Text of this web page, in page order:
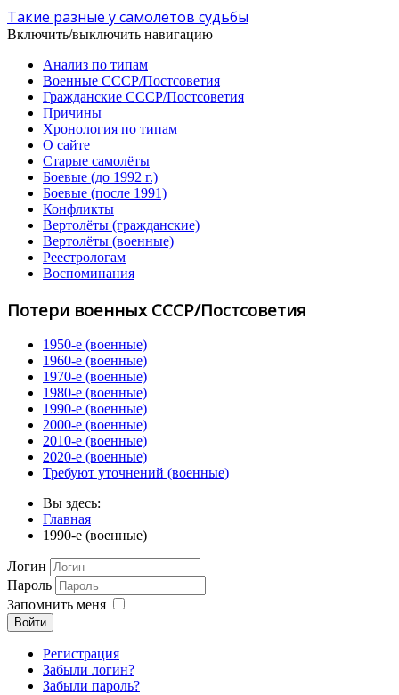
Такие разные у самолётов судьбы
Включить/выключить навигацию
Анализ по типам
Военные СССР/Постсоветия
Гражданские СССР/Постсоветия
Причины
Хронология по типам
О сайте
Старые самолёты
Боевые (до 1992 г.)
Боевые (после 1991)
Конфликты
Вертолёты (гражданские)
Вертолёты (военные)
Реестрологам
Воспоминания
Потери военных СССР/Постсоветия
1950-е (военные)
1960-е (военные)
1970-е (военные)
1980-е (военные)
1990-е (военные)
2000-е (военные)
2010-е (военные)
2020-е (военные)
Требуют уточнений (военные)
Вы здесь:
Главная
1990-е (военные)
Логин
Пароль
Запомнить меня
Войти
Регистрация
Забыли логин?
Забыли пароль?